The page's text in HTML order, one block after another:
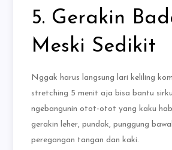
5. Gerakin
Meski Sedikit
Nggak harus langsung lari keliling
stretching 5 menit aja bisa bantu
ngebangunin otot-otot yang kaku
gerakin leher, pundak, punggung
peregangan tangan dan kaki.